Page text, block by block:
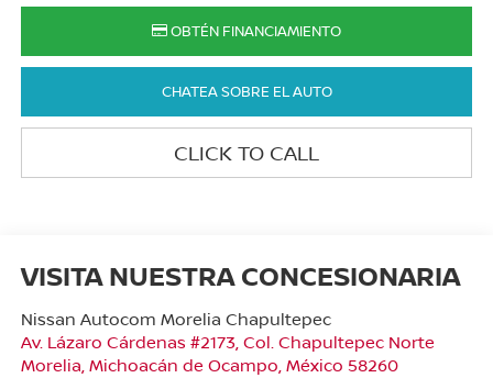
OBTÉN FINANCIAMIENTO
CHATEA SOBRE EL AUTO
CLICK TO CALL
VISITA NUESTRA CONCESIONARIA
Nissan Autocom Morelia Chapultepec
Av. Lázaro Cárdenas #2173, Col. Chapultepec Norte
Morelia, Michoacán de Ocampo, México 58260